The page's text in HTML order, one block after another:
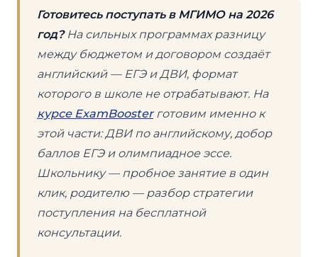
Готовитесь поступать в МГИМО на 2026
год?На сильных программах разницу
между бюджетом и договором создаёт
английский — ЕГЭ и ДВИ, формат
которого в школе не отрабатывают. На
курсе ExamBoosterготовим именно к
этой части: ДВИ по английскому, добор
баллов ЕГЭ и олимпиадное эссе.
Школьнику — пробное занятие в один
клик, родителю — разбор стратегии
поступления на бесплатной
консультации.